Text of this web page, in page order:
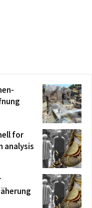
for
analysis